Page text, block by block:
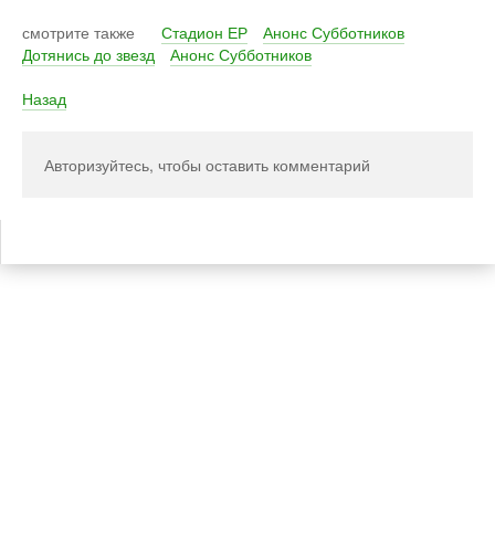
смотрите также Стадион ЕР
Анонс Субботников
Дотянись до звезд
Анонс Субботников
Назад
Авторизуйтесь, чтобы оставить комментарий